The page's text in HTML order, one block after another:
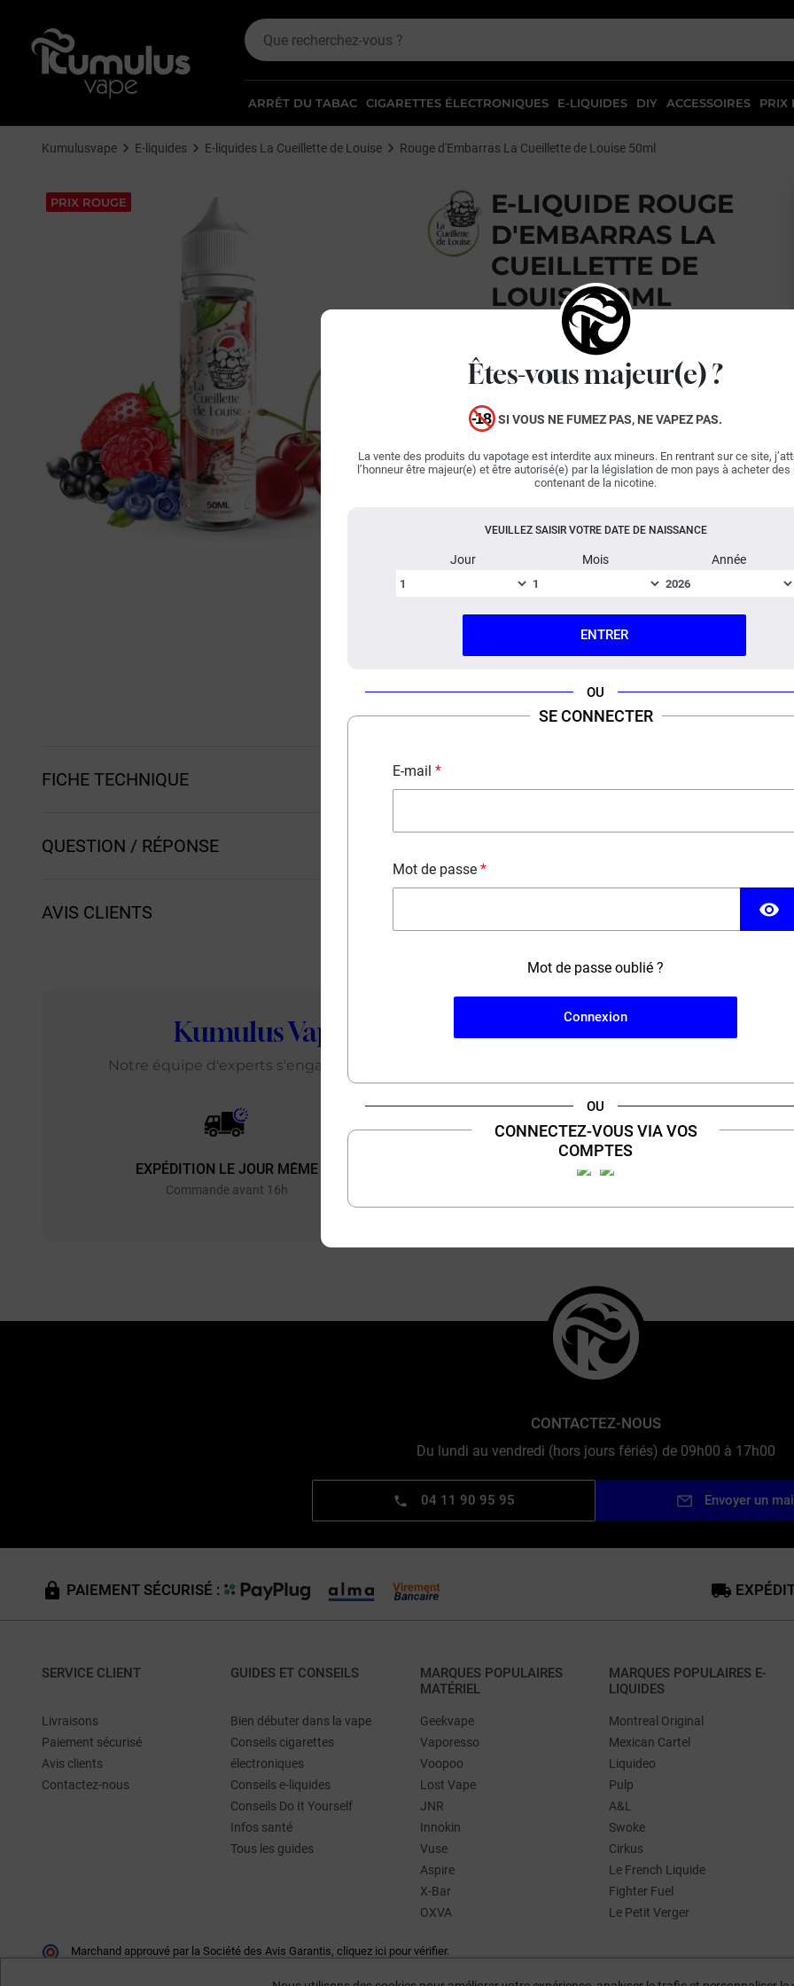
Êtes-vous majeur(e) ?
SI VOUS NE FUMEZ PAS, NE VAPEZ PAS.
La vente des produits du vapotage est interdite aux mineurs. En rentrant sur ce site,
l’honneur être majeur(e) et être autorisé(e) par la législation de mon pays à acheter
contenant de la nicotine.
VEUILLEZ SAISIR VOTRE DATE DE NAISSANCE
Jour Mois Année
ENTRER
OU
SE CONNECTER
E-mail
Mot de passe
visibility
Mot de passe oublié ?
Connexion
OU
CONNECTEZ-VOUS VIA VOS
COMPTES
ARRÊT DU TABAC CIGARETTES ÉLECTRONIQUES E-LIQUIDES DIY ACCESSOIRES PRIX
Kumulusvape E-liquides E-liquides La Cueillette de Louise Rouge d'Embarras La Cueillette de Louise 50ml
PRIX ROUGE
E-LIQUIDE ROUGE
D'EMBARRAS LA
CUEILLETTE DE
LOUISE 50ML
(5 avis)
Cerise - Fruits rouges
fruitées ! Le eliquide Rouge d'Embarras est un
combine une foule decerises. Gorgées d'un jus intense,
ces dernières sont recouvertes d'un coulis aux
déterminé à s'imposer dans l'univers des liquides fruités
d'une base 100% végétale, vendu en flacon de 60 ml.
QUESTION / RÉPONSE
FICHE TECHNIQUE
QUESTION / RÉPONSE
AVIS CLIENTS
Kumulus Vape : L'engagement d'unexpertde la
Notre équipe d'experts s'engage chaque jour à sélectionner le meilleur de la vape pour vous
EXPÉDITION LE JOUR MÊME
Commande avant 16h
EXPERT VAPE 100% FRANÇAIS &
MARQUES
CONTACTEZ-NOUS
Du lundi au vendredi (hors jours fériés) de 09h00 à 17h00
04 11 90 95 95 Envoyer un
PAIEMENT SÉCURISÉ :
SERVICE CLIENT
Livraisons
Paiement sécurisé
Avis clients
Contactez-nous
GUIDES ET CONSEILS
Bien débuter dans la vape
Conseils cigarettes
électroniques
Conseils e-liquides
Conseils Do It Yourself
Infos santé
Tous les guides
MARQUES POPULAIRES
MATÉRIEL
Geekvape
Vaporesso
Voopoo
Lost Vape
JNR
Innokin
Vuse
Aspire
X-Bar
OXVA
MARQUES POPULAIRES E-
LIQUIDES
Montreal Original
Mexican Cartel
Liquideo
Pulp
A&L
Swoke
Cirkus
Le French Liquide
Fighter Fuel
Le Petit Verger
Marchand approuvé par la Société des Avis Garantis, cliquez ici pour vérifier.